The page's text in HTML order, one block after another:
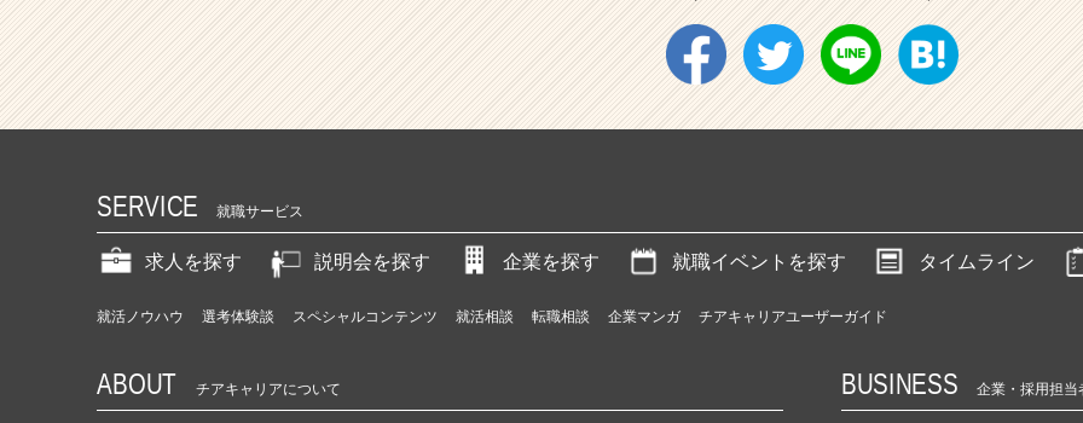
SERVICE 就職サービス
求人を探す 説明会を探す 企業を探す 就職イベントを探す タイムライン
就活ノウハウ 選考体験談 スペシャルコンテンツ 就活相談 転職相談 企業マンガ チアキャリアユーザーガイド
ABOUT チアキャリアについて BUSINESS 企業・採用担当